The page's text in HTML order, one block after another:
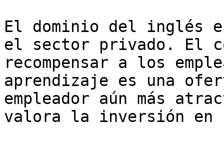
El dominio del inglés
el sector privado. El
recompensar a los
aprendizaje es una
empleador aún más
valora la inversión en